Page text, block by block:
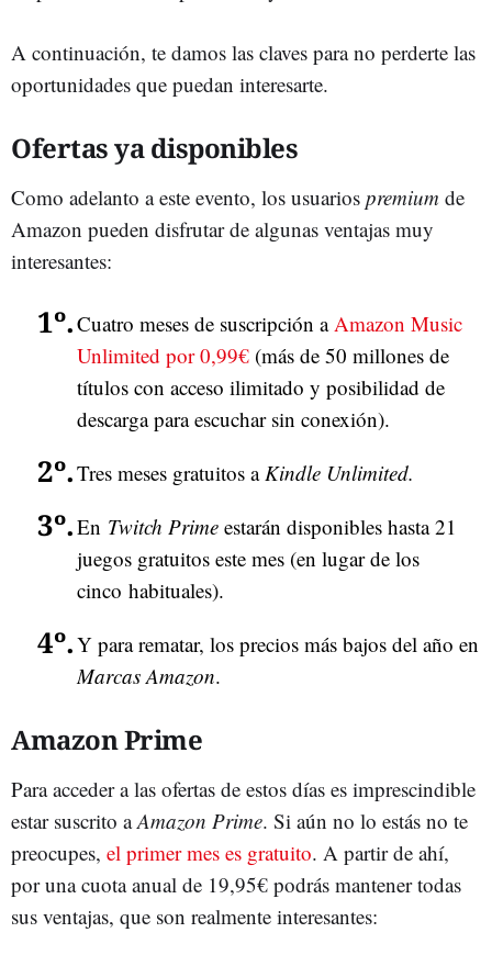
A continuación, te damos las claves para no perderte las
oportunidades que puedan interesarte.
Ofertas ya disponibles
Como adelanto a este evento, los usuarios premium de
Amazon pueden disfrutar de algunas ventajas muy
interesantes:
Cuatro meses de suscripción aAmazon Music
Unlimited por 0,99€ (más de 50 millones de
títulos con acceso ilimitado y posibilidad de
descarga para escuchar sin conexión).
Tres meses gratuitos aKindle Unlimited.
En Twitch Prime estarán disponibles hasta 21
juegos gratuitos este mes (en lugar de los
cinco habituales).
Y para rematar, los precios más bajos del año en
Marcas Amazon.
Amazon Prime
Para acceder a las ofertas de estos días es imprescindible
estar suscrito aAmazon Prime. Si aún no lo estás no te
preocupes, el primer mes es gratuito. A partir de ahí,
por una cuota anual de 19,95€ podrás mantener todas
sus ventajas, que son realmente interesantes: